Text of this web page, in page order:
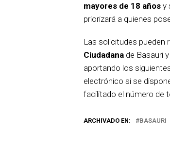
mayores de 18 años y
priorizará a quienes
Las solicitudes pueden
Ciudadana de Basauri
aportando los
electrónico si se
facilitado el número de
ARCHIVADO EN: BASAURI